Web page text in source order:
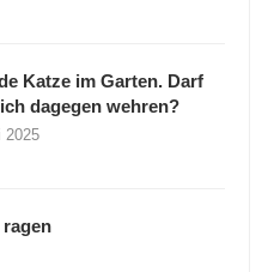
Katze im Garten. Darf
dagegen wehren?
2025